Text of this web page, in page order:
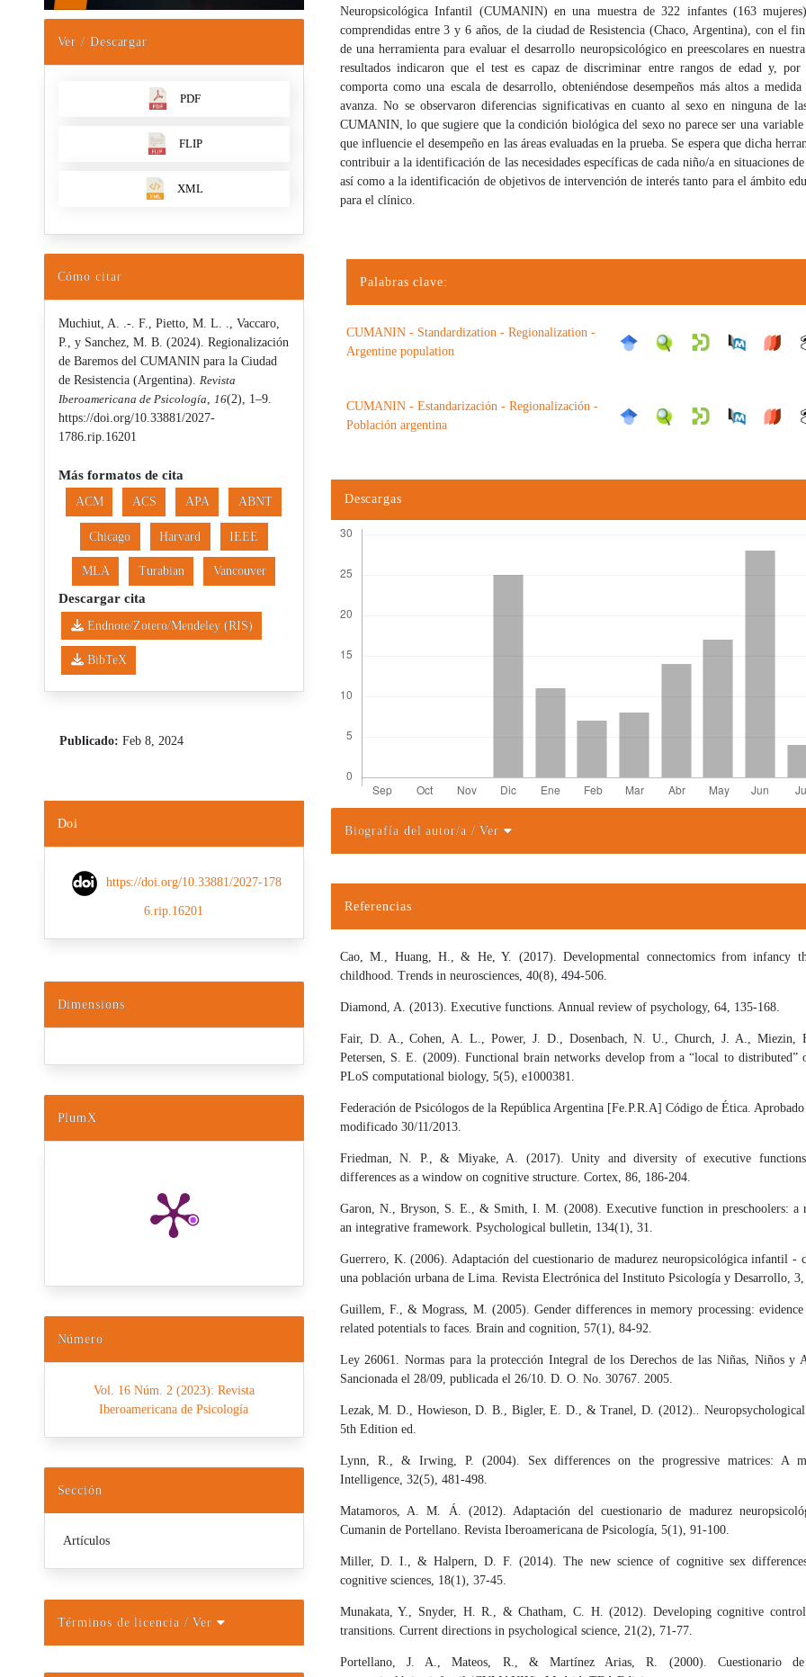
Ver / Descargar
PDF
FLIP
XML
Cómo citar
Muchiut, A. .-. F., Pietto, M. L. ., Vaccaro,
P., y Sanchez, M. B. (2024). Regionalización
de Baremos del CUMANIN para la Ciudad
de Resistencia (Argentina). Revista
Iberoamericana de Psicología
16(2), 1–9.
https://doi.org/10.33881/2027-
1786.rip.16201
Más formatos de cita
ACM ACS APA ABNT
Chicago Harvard IEEE
MLA Turabian Vancouver
Descargar cita
Endnote/Zotero/Mendeley (RIS)
BibTeX
Publicado: Feb 8, 2024
Doi
https://doi.org/10.33881/2027-178
6.rip.16201
Dimensions
PlumX
Número
Vol. 16 Núm. 2 (2023): Revista
Iberoamericana de Psicología
Sección
Artículos
Términos de licencia / Ver
Neuropsicológica Infantil (CUMANIN) en una muestra de 322 infantes (163
comprendidas entre 3 y 6 años, de la ciudad de Resistencia (Chaco, Argentina), con el
de una herramienta para evaluar el desarrollo neuropsicológico en preescolares en
resultados indicaron que el test es capaz de discriminar entre rangos de edad y,
comporta como una escala de desarrollo, obteniéndose desempeños más altos a
avanza. No se observaron diferencias significativas en cuanto al sexo en ninguna de
CUMANIN, lo que sugiere que la condición biológica del sexo no parece ser una
que influencie el desempeño en las áreas evaluadas en la prueba. Se espera que dicha
contribuir a la identificación de las necesidades específicas de cada niño/a en situaciones
así como a la identificación de objetivos de intervención de interés tanto para el ámbito
para el clínico.
Palabras clave:
CUMANIN - Standardization - Regionalization -
Argentine population
CUMANIN - Estandarización - Regionalización -
Población argentina
Descargas
Biografía del autor/a / Ver
Referencias
Cao, M., Huang, H., & He, Y. (2017). Developmental connectomics from infancy
childhood. Trends in neurosciences, 40(8), 494-506.
Diamond, A. (2013). Executive functions. Annual review of psychology, 64, 135-168.
Fair, D. A., Cohen, A. L., Power, J. D., Dosenbach, N. U., Church, J. A.,
Petersen, S. E. (2009). Functional brain networks develop from a “local to distributed”
PLoS computational biology, 5(5), e1000381.
Federación de Psicólogos de la República Argentina [Fe.P.R.A] Código de Ética.
modificado 30/11/2013.
Friedman, N. P., & Miyake, A. (2017). Unity and diversity of executive
differences as a window on cognitive structure. Cortex, 86, 186-204.
Garon, N., Bryson, S. E., & Smith, I. M. (2008). Executive function in preschoolers: a
an integrative framework. Psychological bulletin, 134(1), 31.
Guerrero, K. (2006). Adaptación del cuestionario de madurez neuropsicológica infantil -
una población urbana de Lima. Revista Electrónica del Instituto Psicología y Desarrollo,
Guillem, F., & Mograss, M. (2005). Gender differences in memory processing:
related potentials to faces. Brain and cognition, 57(1), 84-92.
Ley 26061. Normas para la protección Integral de los Derechos de las Niñas, Niños y
Sancionada el 28/09, publicada el 26/10. D. O. No. 30767. 2005.
Lezak, M. D., Howieson, D. B., Bigler, E. D., & Tranel, D. (2012).. Neuropsychological
5th Edition ed.
Lynn, R., & Irwing, P. (2004). Sex differences on the progressive matrices: A
Intelligence, 32(5), 481-498.
Matamoros, A. M. Á. (2012). Adaptación del cuestionario de madurez
Cumanin de Portellano. Revista Iberoamericana de Psicología, 5(1), 91-100.
Miller, D. I., & Halpern, D. F. (2014). The new science of cognitive sex
cognitive sciences, 18(1), 37-45.
Munakata, Y., Snyder, H. R., & Chatham, C. H. (2012). Developing cognitive
transitions. Current directions in psychological science, 21(2), 71-77.
Portellano, J. A., Mateos, R., & Martínez Arias, R. (2000). Cuestionario de